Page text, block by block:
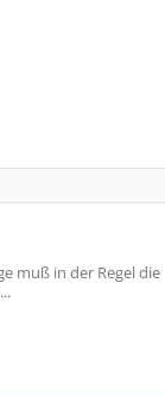
muß in der Regel die